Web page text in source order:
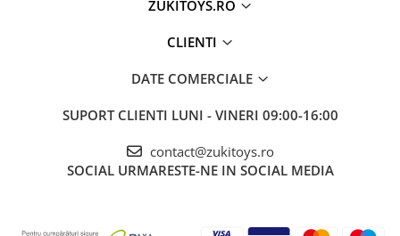
ZUKITOYS.RO
CLIENTI
DATE COMERCIALE
SUPORT CLIENTI LUNI - VINERI 09:00-16:00
contact@zukitoys.ro
SOCIAL URMARESTE-NE IN SOCIAL MEDIA